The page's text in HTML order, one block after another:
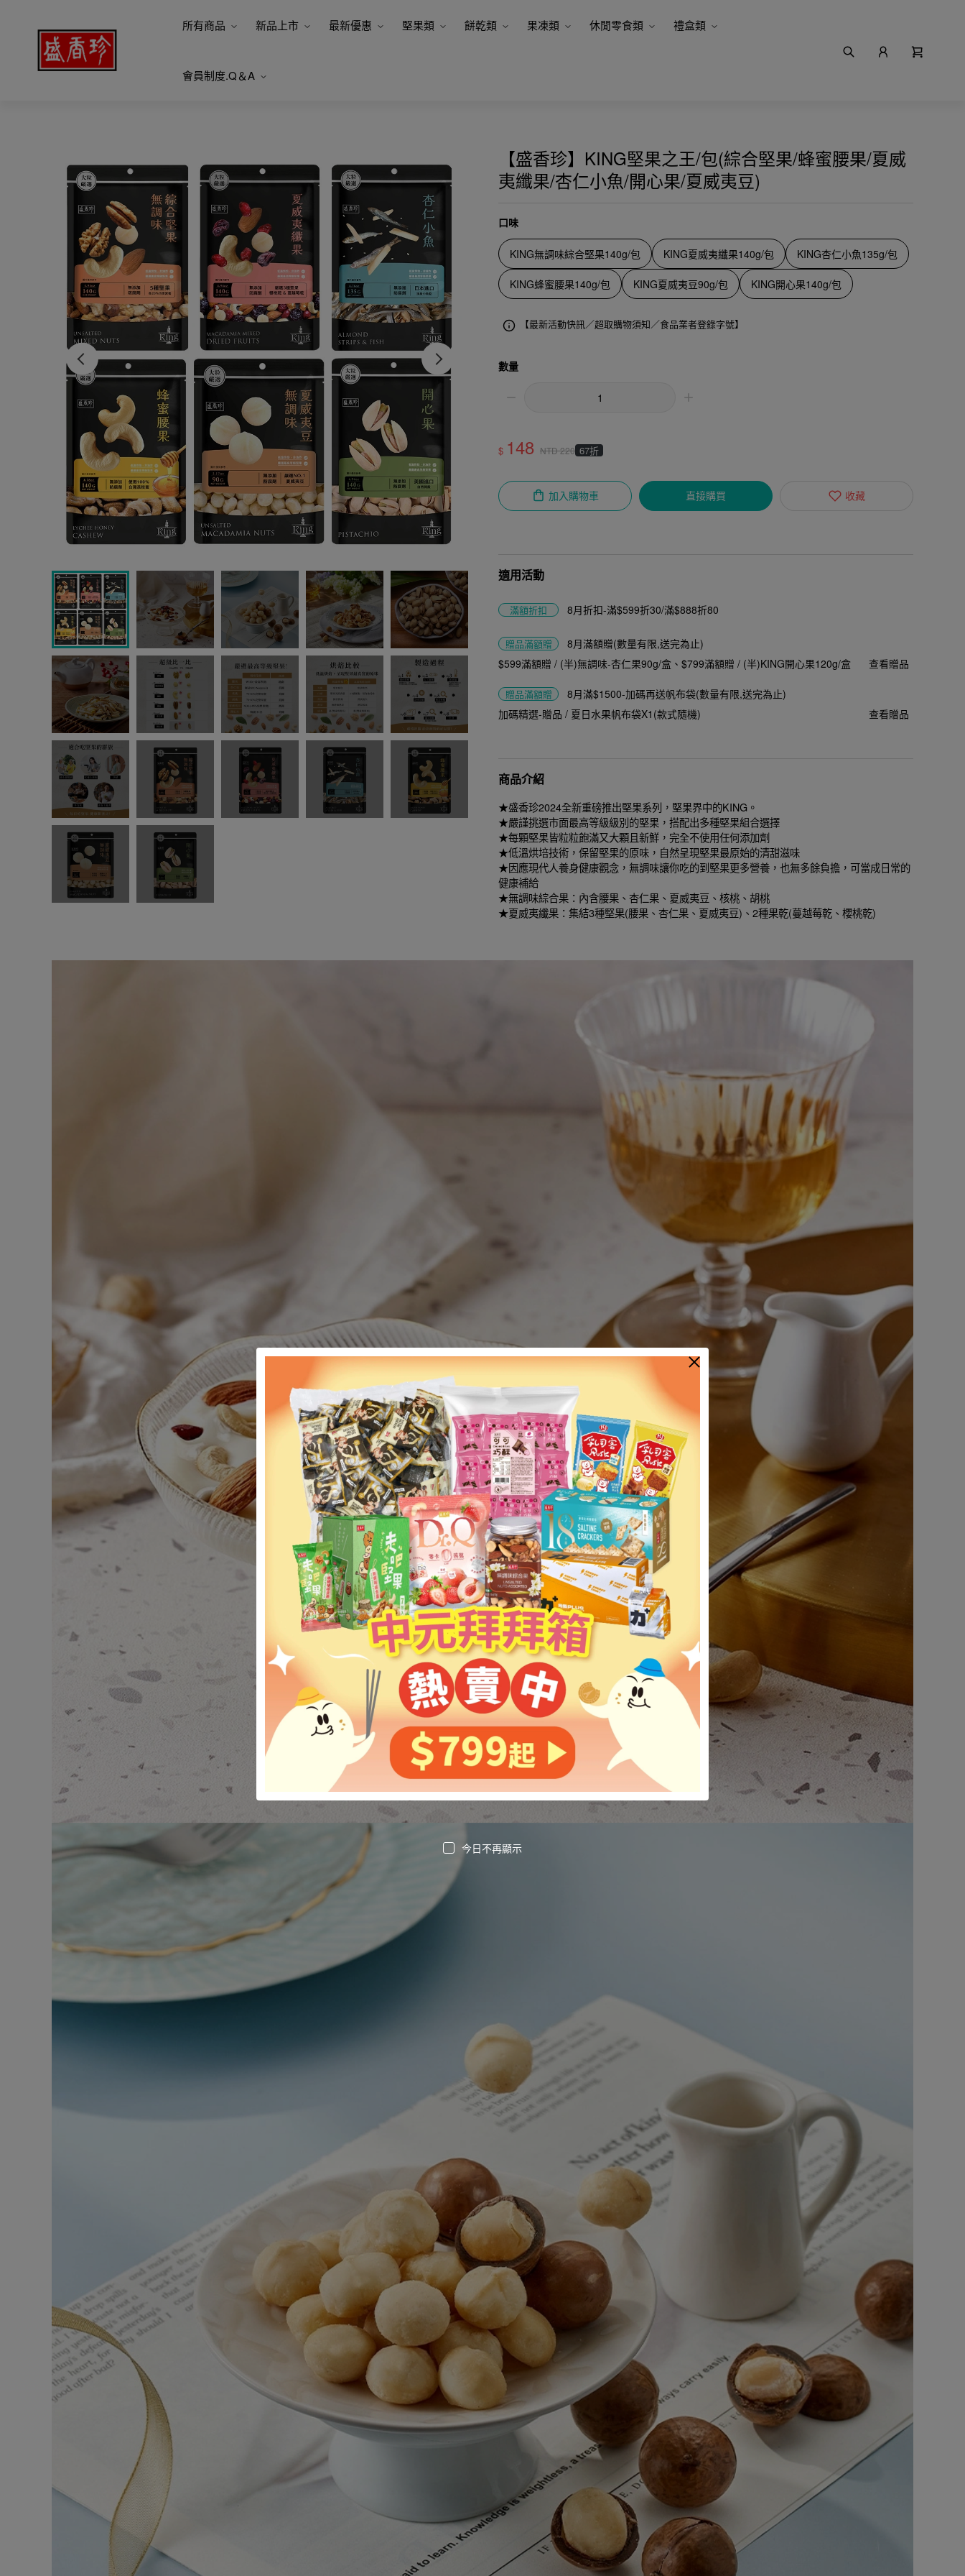
所有商品 新品上市 最新優惠 堅果類 餅乾類 果凍類 休閒零食類 禮盒類
會員制度.Q＆A
【盛香珍】KING堅果之王/包(綜合堅果/蜂蜜腰果/夏威
夷纖果/杏仁小魚/開心果/夏威夷豆)
口味
KING無調味綜合堅果140g/包 KING夏威夷纖果140g/包 KING杏仁小魚135g/包
KING蜂蜜腰果140g/包 KING夏威夷豆90g/包 KING開心果140g/包
【最新活動快訊／超取購物須知／食品業者登錄字號】
數量
$ 148 NTD220 67折
加入購物車 直接購買 收藏
適用活動
滿額折扣 8月折扣-滿$599折30/滿$888折80
贈品滿額贈
8月滿額贈(數量有限,送完為止)
$599滿額贈 / (半)無調味-杏仁果90g/盒
$799滿額贈 / (半)KING開心果120g/盒 查看贈品
贈品滿額贈
8月滿$1500-加碼再送帆布袋(數量有限,送完為止)
加碼精選-贈品 / 夏日水果帆布袋X1(款式隨機)
查看贈品
商品介紹
★盛香珍2024全新重磅推出堅果系列，堅果界中的KING。
★嚴謹挑選市面最高等級級別的堅果，搭配出多種堅果組合選擇
★每顆堅果皆粒粒飽滿又大顆且新鮮，完全不使用任何添加劑
★低溫烘培技術，保留堅果的原味，自然呈現堅果最原始的清甜滋味
★因應現代人養身健康觀念，無調味讓你吃的到堅果更多營養，也無多餘負擔，可當成日常的
健康補給
★無調味綜合果：內含腰果、杏仁果、夏威夷豆、核桃、胡桃
★夏威夷纖果：集結3種堅果(腰果、杏仁果、夏威夷豆)、2種果乾(蔓越莓乾、櫻桃乾)
今日不再顯示